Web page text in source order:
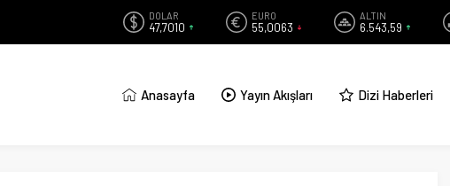
DOLAR
47,7010
EURO
55,0063
ALTIN
6.543,59
Anasayfa Yayın Akışları Dizi Haberleri